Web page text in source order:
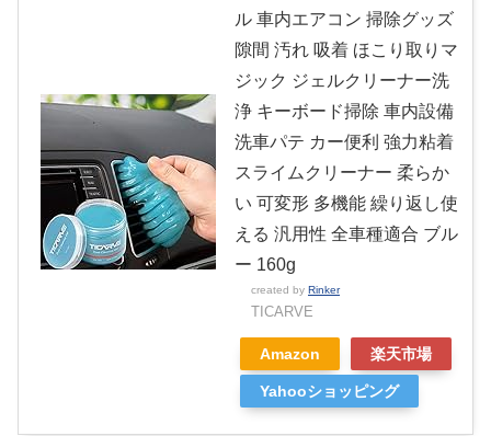
ル 車内エアコン 掃除グッズ
隙間 汚れ 吸着 ほこり取りマ
ジック ジェルクリーナー洗
浄 キーボード掃除 車内設備
洗車パテ カー便利 強力粘着
スライムクリーナー 柔らか
い 可変形 多機能 繰り返し使
える 汎用性 全車種適合 ブル
ー 160g
created by Rinker
TICARVE
Amazon 楽天市場
Yahooショッピング